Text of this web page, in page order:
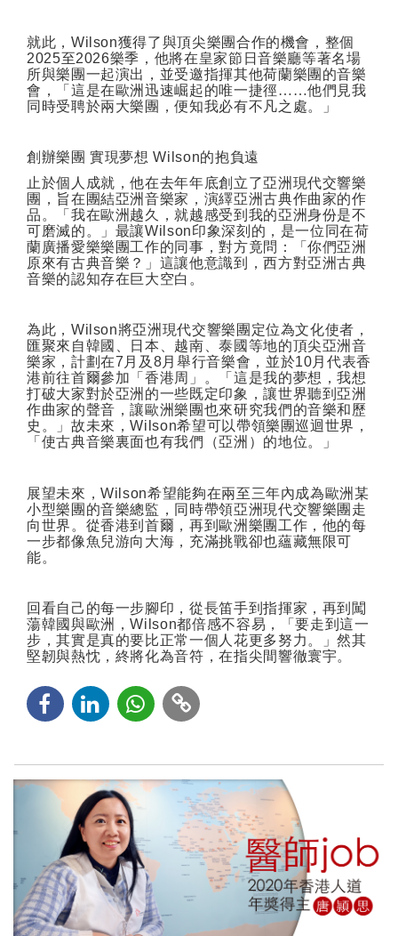
就此， Wilson獲得了與頂尖樂團合作的機會，整個
2025至2026樂季，他將在皇家節日音樂廳等著名場
所與樂團一起演出，並受邀指揮其他荷蘭樂團的音樂
會，「這是在歐洲迅速崛起的唯一捷徑……他們見我
同時受聘於兩大樂團，便知我必有不凡之處。」
創辦樂團 實現夢想 Wilson的抱負遠
止於個人成就，他在去年年底創立了亞洲現代交響樂
團，旨在團結亞洲音樂家，演繹亞洲古典作曲家的作
品。「我在歐洲越久，就越感受到我的亞洲身份是不
可磨滅的。」最讓Wilson印象深刻的，是一位同在荷
蘭廣播愛樂樂團工作的同事，對方竟問：「你們亞洲
原來有古典音樂？」這讓他意識到，西方對亞洲古典
音樂的認知存在巨大空白。
為此， Wilson將亞洲現代交響樂團定位為文化使者，
匯聚來自韓國、日本、越南、泰國等地的頂尖亞洲音
樂家，計劃在7 月及 8月舉行音樂會，並於10月代表香
港前往首爾參加「香港周」。「這是我的夢想，我想
打破大家對於亞洲的一些既定印象，讓世界聽到亞洲
作曲家的聲音，讓歐洲樂團也來研究我們的音樂和歷
史。」故未來，Wilson希望可以帶領樂團巡迴世界，
「使古典音樂裏面也有我們（亞洲）的地位。」
展望未來，Wilson希望能夠在兩至三年內成為歐洲某
小型樂團的音樂總監，同時帶領亞洲現代交響樂團走
向世界。從香港到首爾，再到歐洲樂團工作，他的每
一步都像魚兒游向大海，充滿挑戰卻也蘊藏無限可
能。
回看自己的每一步腳印，從長笛手到指揮家，再到闖
蕩韓國與歐洲，Wilson都倍感不容易，「要走到這一
步，其實是真的要比正常一個人花更多努力。」然其
堅韌與熱忱，終將化為音符，在指尖間響徹寰宇。